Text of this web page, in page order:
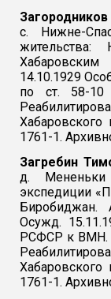
с. Нижне-
жительства:
14.10.1929
по ст. 58-
1761-1.
Загребин
д. Мененьки
экспедиции
Осужд.
РСФСР к ВМН.
1761-1.